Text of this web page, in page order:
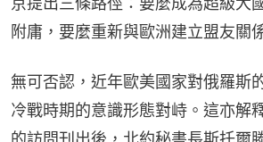
附庸，要麼重新與歐洲建立盟友關
無可否認，近年歐美國家對俄羅斯
冷戰時期的意識形態對峙。這亦解